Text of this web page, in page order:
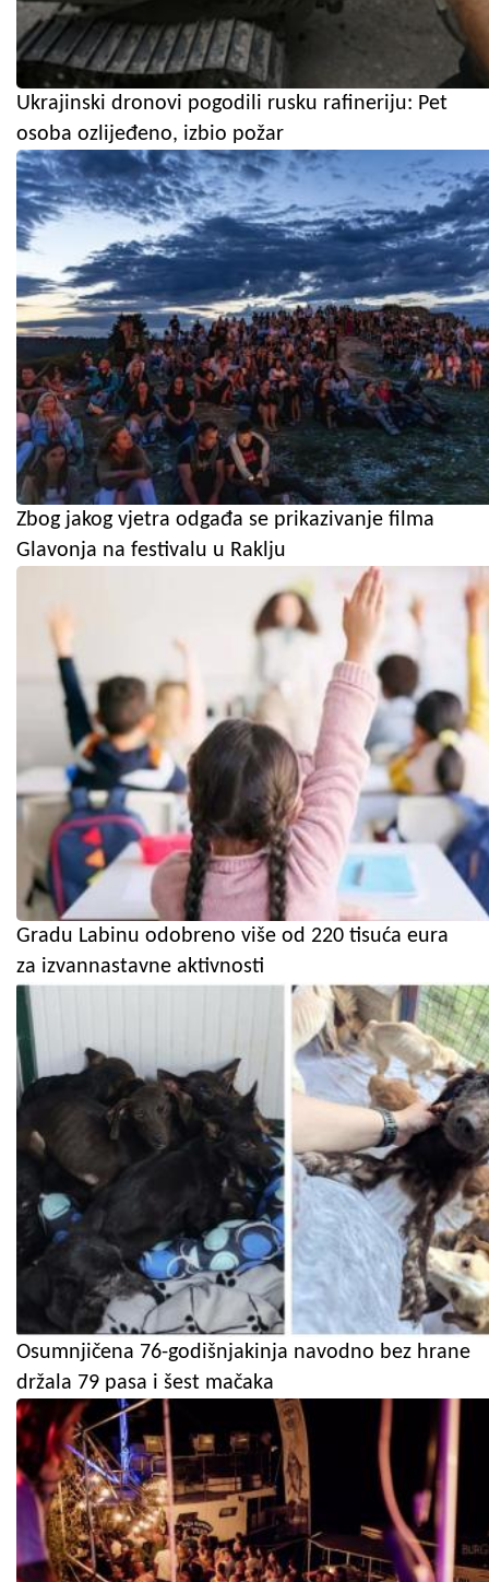
Ukrajinski dronovi pogodili rusku rafineriju: Pet
osoba ozlijeđeno, izbio požar
Zbog jakog vjetra odgađa se prikazivanje filma
Glavonja na festivalu u Raklju
Gradu Labinu odobreno više od 220 tisuća eura
za izvannastavne aktivnosti
Osumnjičena 76-godišnjakinja navodno bez hrane
držala 79 pasa i šest mačaka